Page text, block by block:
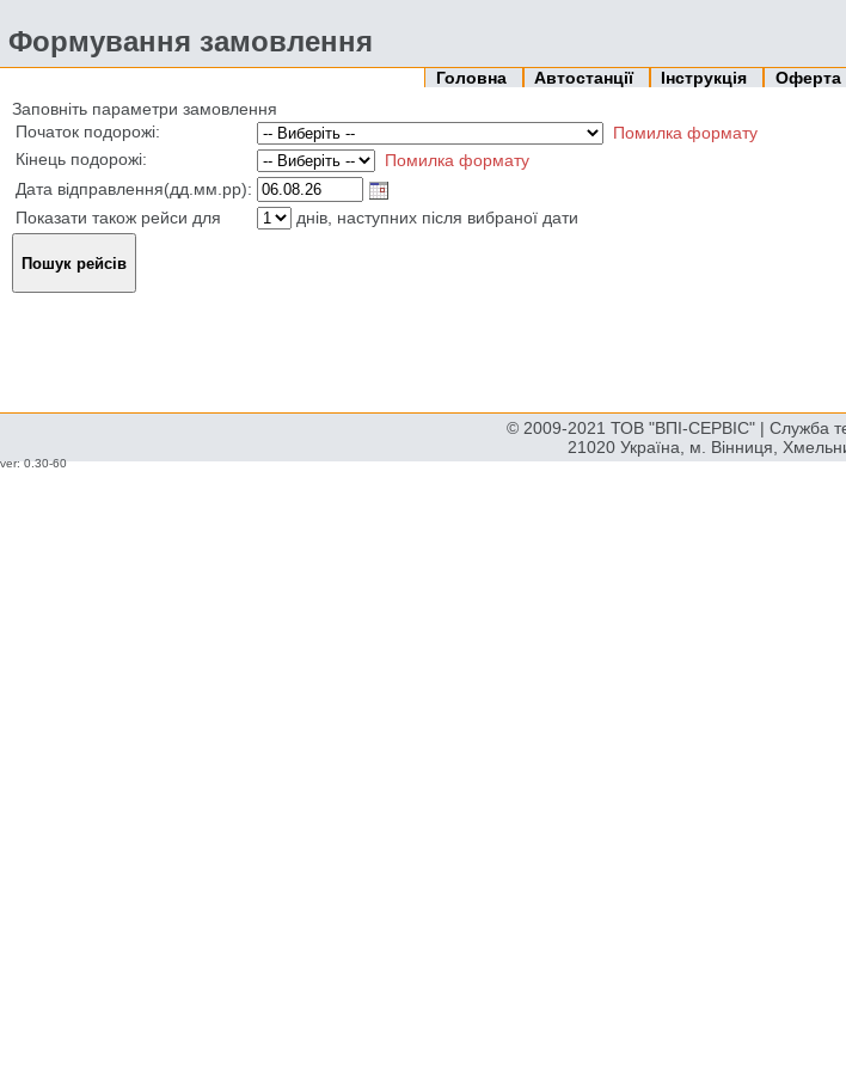
Формування замовлення
Головна Автостанції Інструкція Оферта
Заповніть параметри замовлення
Початок подорожі:
Помилка формату
Кінець подорожі:
Помилка формату
Дата відправлення(дд.мм.рр):
Показати також рейси для
днів, наступних після вибраної дати
© 2009-2021 ТОВ "ВПІ-СЕРВІС" | Служба
21020 Україна, м. Вінниця,
ver: 0.30-60